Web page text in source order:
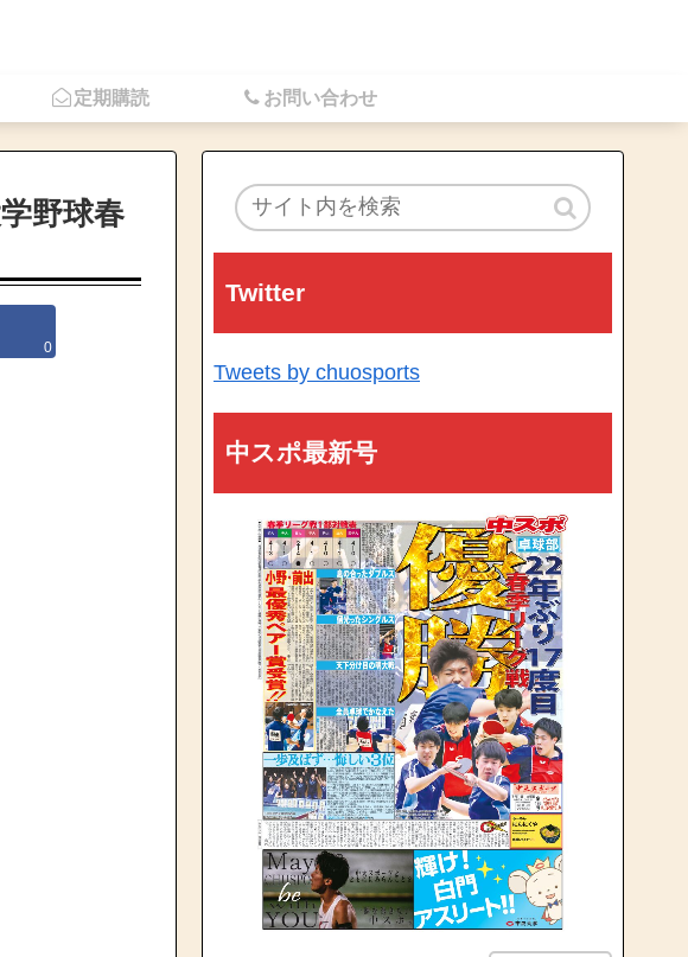
定期購読 お問い合わせ
野球春
0
Twitter
Tweets by chuosports
中スポ最新号